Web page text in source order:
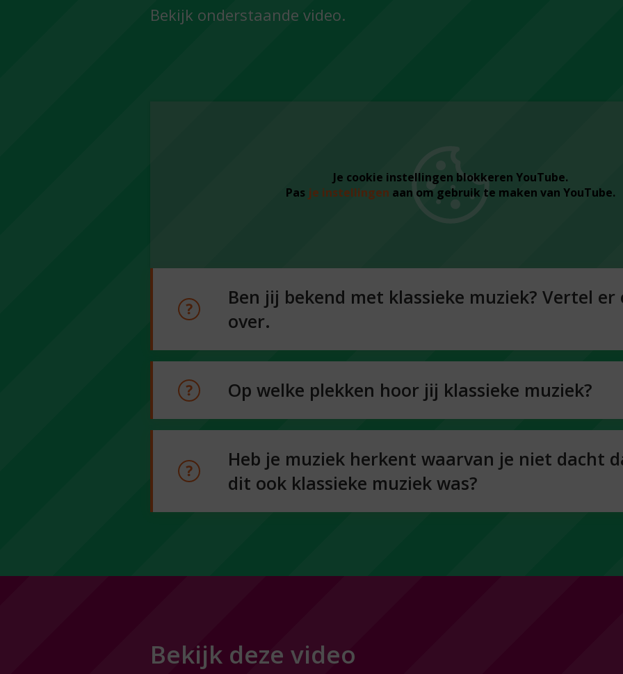
Bekijk onderstaande video.
Je cookie instellingen blokkeren YouTube.
Pas je instellingen aan om gebruik te maken van YouTube.
Ben jij bekend met klassieke muziek? Vertel er
over.
Op welke plekken hoor jij klassieke muziek?
Heb je muziek herkent waarvan je niet dacht
dit ook klassieke muziek was?
Bekijk deze video